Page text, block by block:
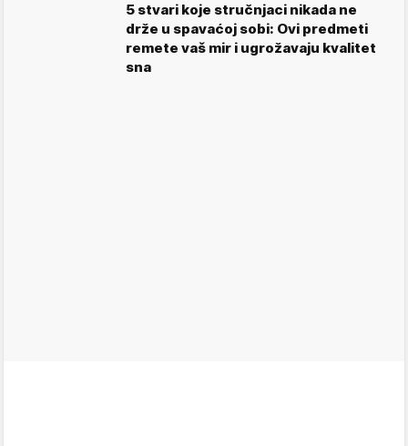
5 stvari koje stručnjaci nikada ne
drže u spavaćoj sobi: Ovi predmeti
remete vaš mir i ugrožavaju kvalitet
sna